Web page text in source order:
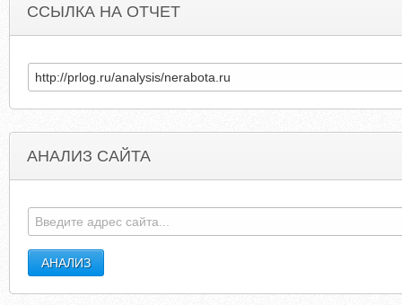
ССЫЛКА НА ОТЧЕТ
АНАЛИЗ САЙТА